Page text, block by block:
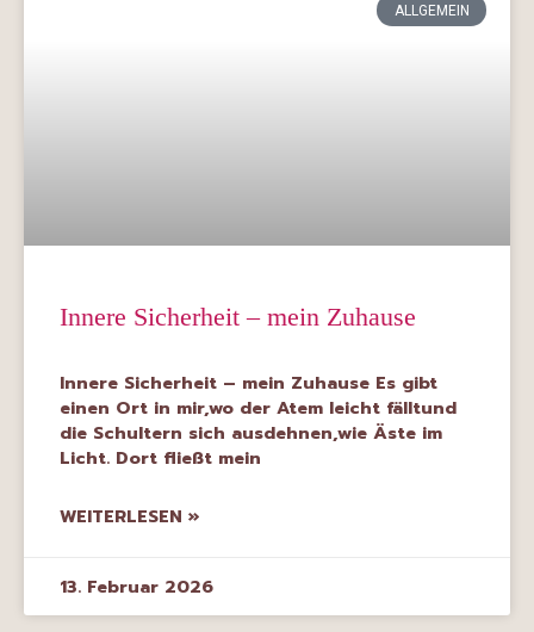
ALLGEMEIN
Innere Sicherheit – mein Zuhause
Innere Sicherheit – mein Zuhause Es gibt
einen Ort in mir,wo der Atem leicht fälltund
die Schultern sich ausdehnen,wie Äste im
Licht. Dort fließt mein
WEITERLESEN »
13. Februar 2026